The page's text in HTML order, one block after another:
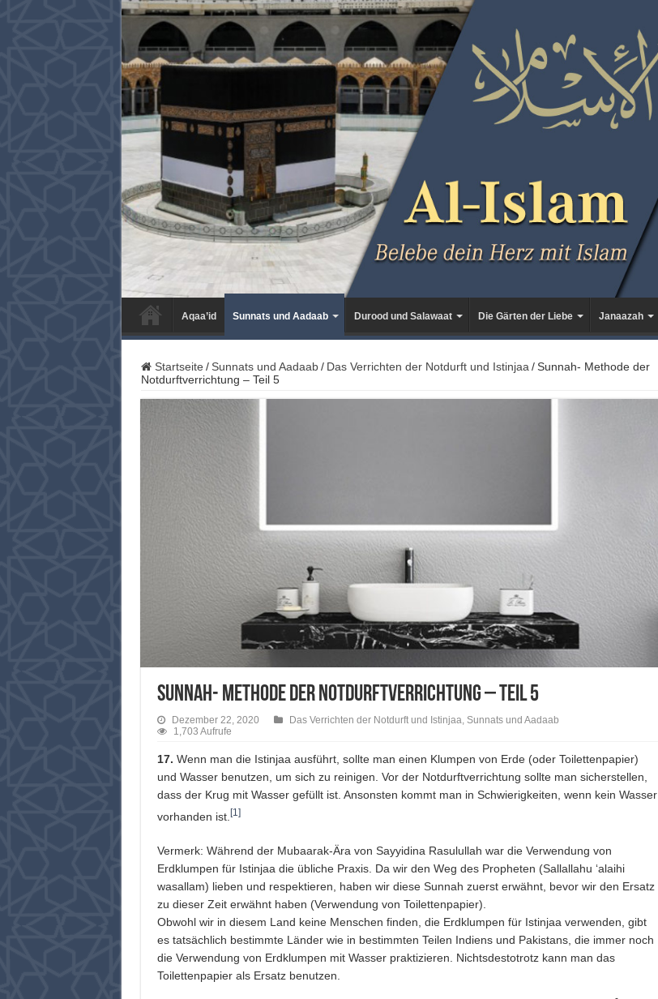
Aqaa’id Sunnats und Aadaab Durood und Salawaat Die Gärten der Liebe Janaazah
Startseite / Sunnats und Aadaab / Das Verrichten der Notdurft und Istinjaa / Sunnah- Methode der
Notdurftverrichtung – Teil 5
Sunnah- Methode der Notdurftverrichtung – Teil 5
Dezember 22, 2020 Das Verrichten der Notdurft und Istinjaa, Sunnats und Aadaab
1,703 Aufrufe
17. Wenn man die Istinjaa ausführt, sollte man einen Klumpen von Erde (oder Toilettenpapier)
und Wasser benutzen, um sich zu reinigen. Vor der Notdurftverrichtung sollte man sicherstellen,
dass der Krug mit Wasser gefüllt ist. Ansonsten kommt man in Schwierigkeiten, wenn kein Wasser
vorhanden ist. [1]
Vermerk: Während der Mubaarak-Ära von Sayyidina Rasulullah war die Verwendung von
Erdklumpen für Istinjaa die übliche Praxis. Da wir den Weg des Propheten (Sallallahu ‘alaihi
wasallam) lieben und respektieren, haben wir diese Sunnah zuerst erwähnt, bevor wir den Ersatz
zu dieser Zeit erwähnt haben (Verwendung von Toilettenpapier).
Obwohl wir in diesem Land keine Menschen finden, die Erdklumpen für Istinjaa verwenden, gibt
es tatsächlich bestimmte Länder wie in bestimmten Teilen Indiens und Pakistans, die immer noch
die Verwendung von Erdklumpen mit Wasser praktizieren. Nichtsdestotrotz kann man das
Toilettenpapier als Ersatz benutzen.